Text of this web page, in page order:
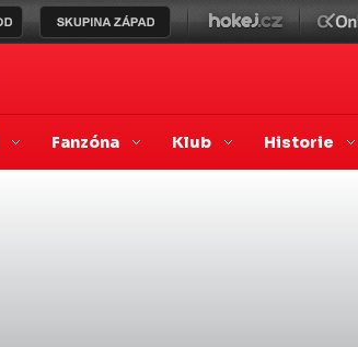
Fanzóna Klub Historie